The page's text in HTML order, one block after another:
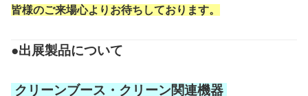
皆様のご来場心よりお待ちしております。
●出展製品について
クリーンブース・クリーン関連機器